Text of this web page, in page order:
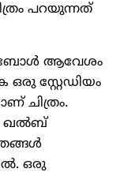
പറയുന്നത്
ആവേശം
ഒരു സ്റ്റേഡിയം
ചിത്രം.
ഖല്‍ബ്
ഒരു